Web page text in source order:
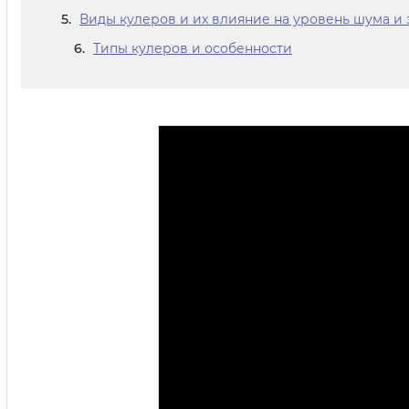
Виды кулеров и их влияние на уровень шума и
Типы кулеров и особенности